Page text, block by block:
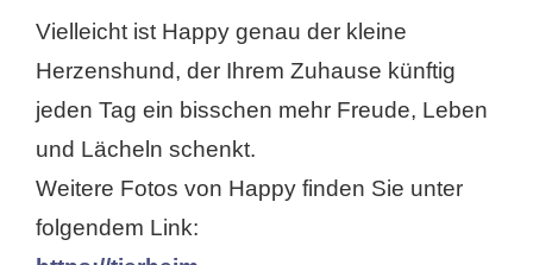
Vielleicht ist Happy genau der kleine
Herzenshund, der Ihrem Zuhause künftig
jeden Tag ein bisschen mehr Freude, Leben
und Lächeln schenkt.
Weitere Fotos von Happy finden Sie unter
folgendem Link: